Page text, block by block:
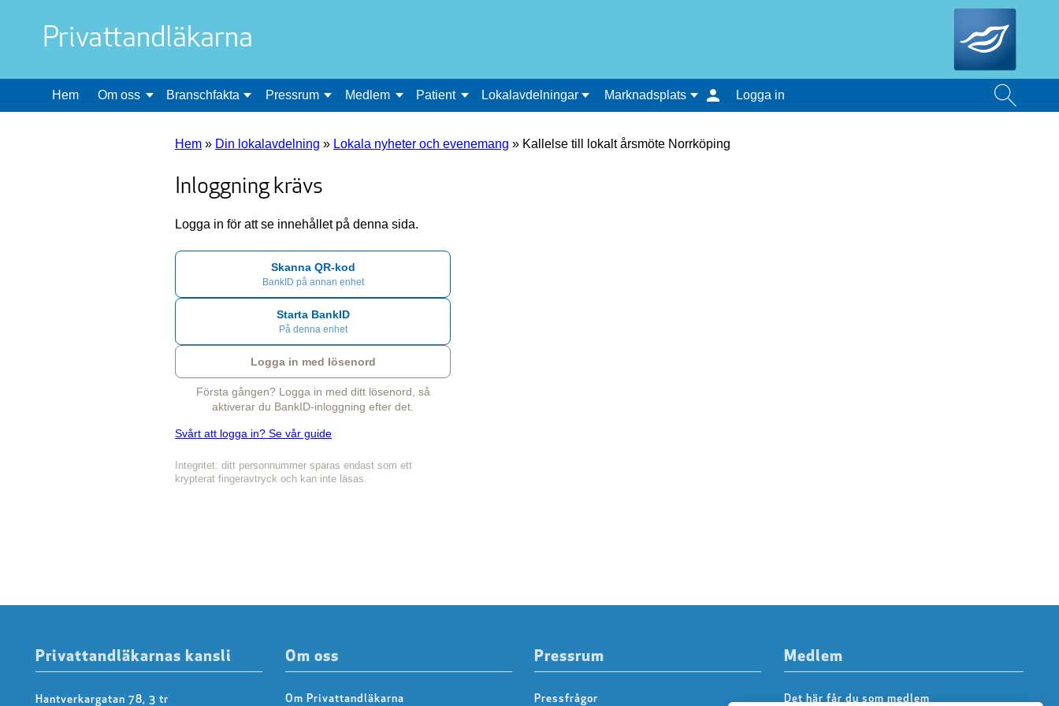
Privattandläkarna
Hem Om oss Branschfakta Pressrum Medlem Patient Lokalavdelningar Marknadsplats Logga in
Hem » Din lokalavdelning » Lokala nyheter och evenemang » Kallelse till lokalt årsmöte Norrköping
Inloggning krävs
Logga in för att se innehållet på denna sida.
Skanna QR-kod
BankID på annan enhet
Starta BankID
På denna enhet
Logga in med lösenord
Första gången? Logga in med ditt lösenord, så
aktiverar du BankID-inloggning efter det.
Svårt att logga in? Se vår guide
Integritet: ditt personnummer sparas endast som ett
krypterat fingeravtryck och kan inte läsas.
Privattandläkarnas kansli
Hantverkargatan 78, 3 tr
Om oss
Om Privattandläkarna
Pressrum
Pressfrågor
Medlem
Det här får du som medlem